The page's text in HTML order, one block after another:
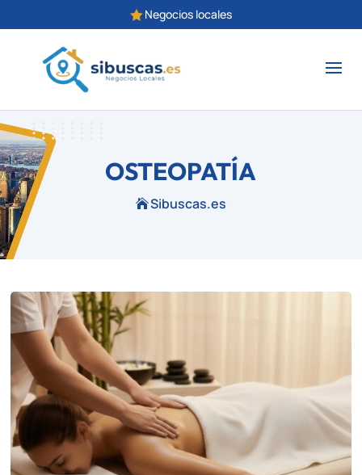
Negocios locales
OSTEOPATÍA
Sibuscas.es